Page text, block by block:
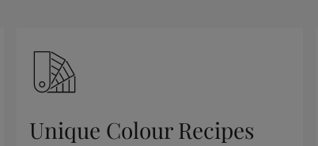
Unique Colour Recipes